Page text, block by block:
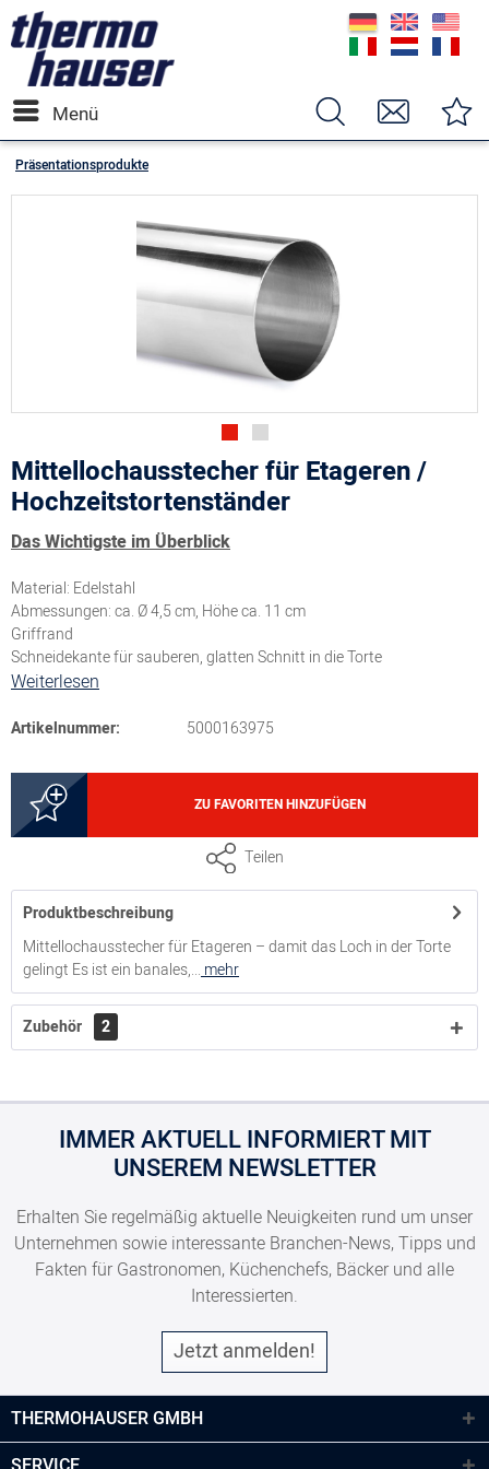
Menü
Präsentationsprodukte
Mittellochausstecher für Etageren /
Hochzeitstortenständer
Das Wichtigste im Überblick
Material: Edelstahl
Abmessungen: ca. Ø 4,5 cm, Höhe ca. 11 cm
Griffrand
Schneidekante für sauberen, glatten Schnitt in die Torte
Weiterlesen
Artikelnummer: 5000163975
ZU FAVORITEN HINZUFÜGEN
Teilen
Produktbeschreibung
Mittellochausstecher für Etageren – damit das Loch in der Torte
gelingt Es ist ein banales,... mehr
Zubehör 2
IMMER AKTUELL INFORMIERT MIT
UNSEREM NEWSLETTER
Erhalten Sie regelmäßig aktuelle Neuigkeiten rund um unser
Unternehmen sowie interessante Branchen-News, Tipps und
Fakten für Gastronomen, Küchenchefs, Bäcker und alle
Interessierten.
Jetzt anmelden!
THERMOHAUSER GMBH